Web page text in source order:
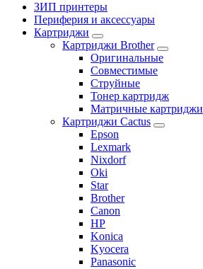
ЗИП принтеры
Периферия и аксессуары
Картриджи
Картриджи Brother
Оригинальные
Совместимые
Струйные
Тонер картридж
Матричные картриджи
Картриджи Cactus
Epson
Lexmark
Nixdorf
Oki
Star
Brother
Canon
HP
Konica
Kyocera
Panasonic